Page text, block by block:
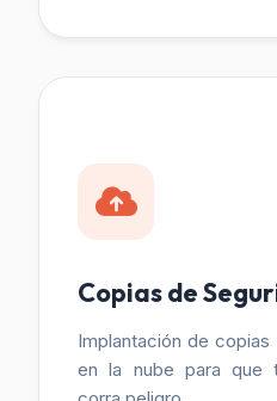
Copias de
Implantación de
en la nube para que